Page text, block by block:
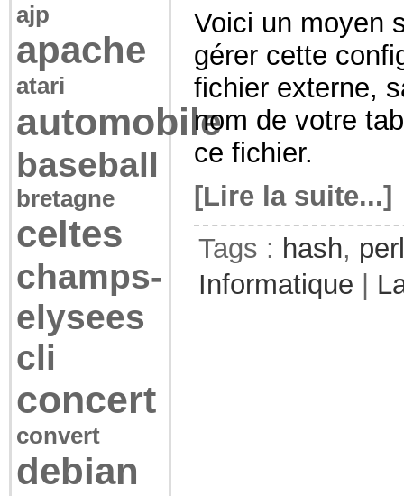
ajp
apache
atari
automobile
baseball
bretagne
celtes
champs-
elysees
cli
concert
convert
debian
Voici un moyen
gérer cette
fichier externe,
nom de votre
ce fichier.
[Lire la suite...]
Tags : hash, perl
Informatique